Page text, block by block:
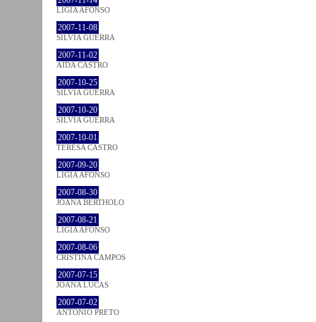
LÍGIA AFONSO
2007-11-08
SÍLVIA GUERRA
2007-11-02
AIDA CASTRO
2007-10-25
SÍLVIA GUERRA
2007-10-20
SÍLVIA GUERRA
2007-10-01
TERESA CASTRO
2007-09-20
LÍGIA AFONSO
2007-08-30
JOANA BÉRTHOLO
2007-08-21
LÍGIA AFONSO
2007-08-06
CRISTINA CAMPOS
2007-07-15
JOANA LUCAS
2007-07-02
ANTÓNIO PRETO